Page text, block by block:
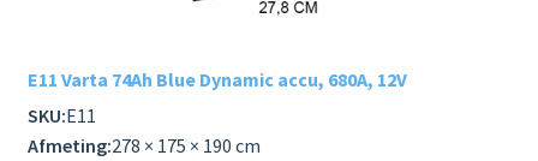
E11 Varta 74Ah Blue Dynamic accu, 680A, 12V
SKU:E11
Afmeting:278 × 175 × 190 cm